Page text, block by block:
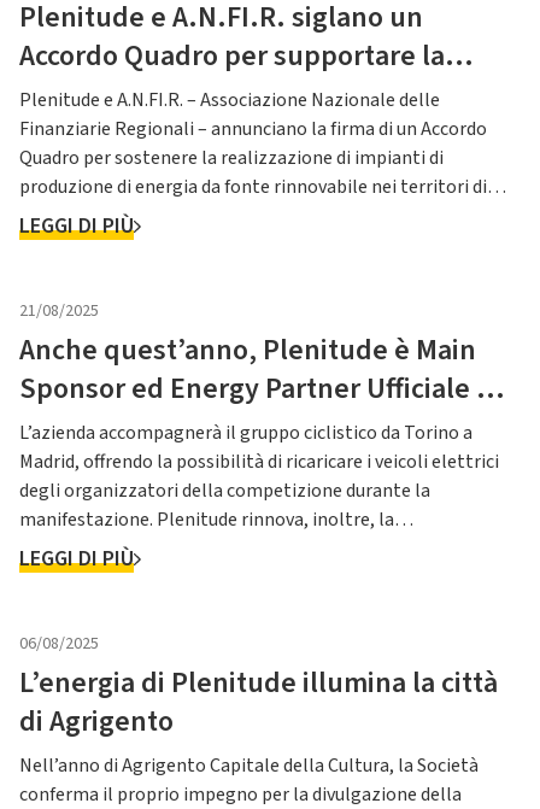
Plenitude e A.N.FI.R. siglano un
Accordo Quadro per supportare la
transizione energetica nei territori
regionali
Plenitude e A.N.FI.R. – Associazione Nazionale delle
Finanziarie Regionali – annunciano la firma di un Accordo
Quadro per sostenere la realizzazione di impianti di
produzione di energia da fonte rinnovabile nei territori di
competenza delle Finanziarie Regionali. L’accordo ha
l’obiettivo di sostenere, le piccole e medie imprese (PMI),
LEGGI DI PIÙ
21/08/2025
Anche quest’anno, Plenitude è Main
Sponsor ed Energy Partner Ufficiale de
La Vuelta
L’azienda accompagnerà il gruppo ciclistico da Torino a
Madrid, offrendo la possibilità di ricaricare i veicoli elettrici
degli organizzatori della competizione durante la
manifestazione. Plenitude rinnova, inoltre, la
sponsorizzazione della Maglia Bianca e conferma Óscar
Freire come ambasciatore ufficiale Plenitude, per il quarto
LEGGI DI PIÙ
06/08/2025
L’energia di Plenitude illumina la città
di Agrigento
Nell’anno di Agrigento Capitale della Cultura, la Società
conferma il proprio impegno per la divulgazione della